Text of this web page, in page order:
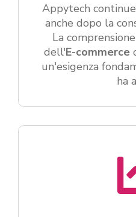
Appytech
anche dopo la
La
dell'E-commerce
un'esigenza
ha